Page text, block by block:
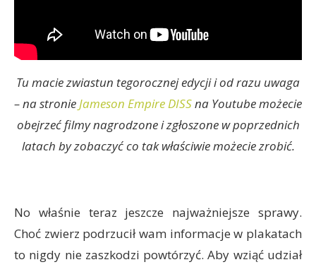
Tu macie zwiastun tegorocznej edycji i od razu uwaga
– na stronieJameson Empire DISSna Youtube możecie
obejrzeć filmy nagrodzone i zgłoszone w poprzednich
latach by zobaczyć co tak właściwie możecie zrobić.
No właśnie teraz jeszcze najważniejsze sprawy.
Choć zwierz podrzucił wam informacje w plakatach
to nigdy nie zaszkodzi powtórzyć. Aby wziąć udział